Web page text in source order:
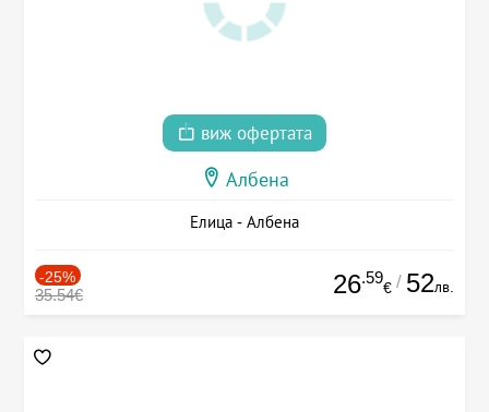
виж офертата
Албена
Елица - Албена
-25%
35.54€ 26.59
€ / 52лв.